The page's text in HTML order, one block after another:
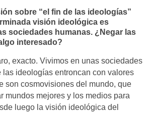
sobre “el fin de las ideologías”
visión ideológica es
sociedades humanas. ¿Negar las
interesado?
exacto. Vivimos en unas sociedades
las ideologías entroncan con valores
son cosmovisiones del mundo, que
mundos mejores y los medios para
luego la visión ideológica del